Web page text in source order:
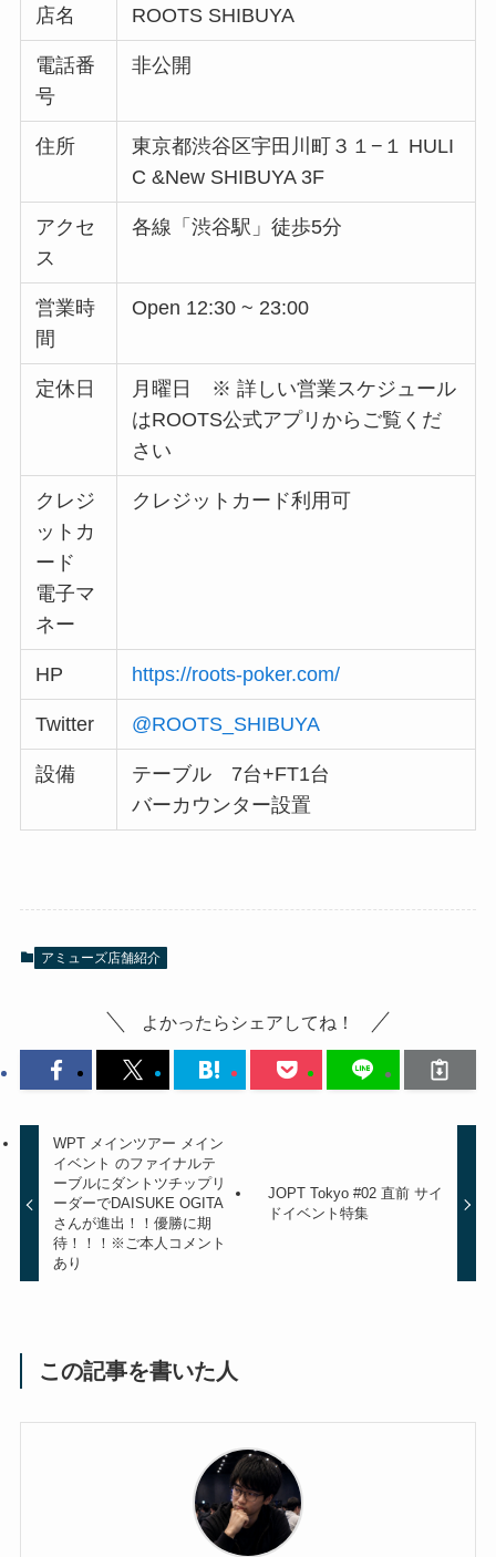
店名 ROOTS SHIBUYA
電話番
号
非公開
住所
東京都渋谷区宇田川町３１−１ HULI
C &New SHIBUYA 3F
アクセ
ス
各線「渋谷駅」徒歩5分
営業時
間
Open 12:30 ~ 23:00
定休日
月曜日 ※ 詳しい営業スケジュール
はROOTS公式アプリからご覧くだ
さい
クレジ
ットカ
ード
電子マ
ネー
クレジットカード利用可
HP https://roots-poker.com/
Twitter @ROOTS_SHIBUYA
設備
テーブル 7台+FT1台
バーカウンター設置
アミューズ店舗紹介
よかったらシェアしてね！
WPT メインツアー メイン
イベント のファイナルテ
ーブルにダントツチップリ
ーダーでDAISUKE OGITA
さんが進出！！優勝に期
待！！！※ご本人コメント
あり
JOPT Tokyo #02 直前 サイ
ドイベント特集
この記事を書いた人